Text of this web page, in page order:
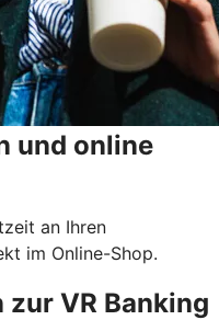
und online
an Ihren
im Online-Shop.
VR Banking